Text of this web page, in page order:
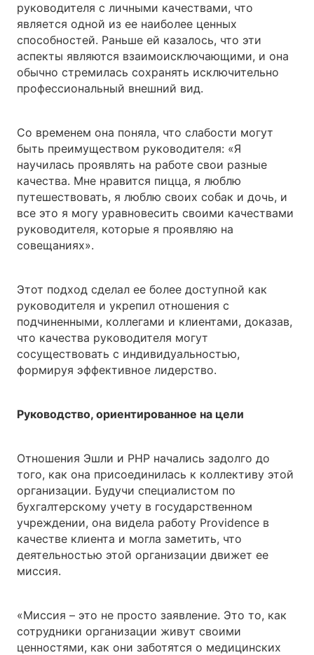
руководителя с личными качествами, что
является одной из ее наиболее ценных
способностей. Раньше ей казалось, что эти
аспекты являются взаимоисключающими, и она
обычно стремилась сохранять исключительно
профессиональный внешний вид.
Со временем она поняла, что слабости могут
быть преимуществом руководителя: «Я
научилась проявлять на работе свои разные
качества. Мне нравится пицца, я люблю
путешествовать, я люблю своих собак и дочь, и
все это я могу уравновесить своими качествами
руководителя, которые я проявляю на
совещаниях».
Этот подход сделал ее более доступной как
руководителя и укрепил отношения с
подчиненными, коллегами и клиентами, доказав,
что качества руководителя могут
сосуществовать с индивидуальностью,
формируя эффективное лидерство.
Руководство, ориентированное на цели
Отношения Эшли и PHP начались задолго до
того, как она присоединилась к коллективу этой
организации. Будучи специалистом по
бухгалтерскому учету в государственном
учреждении, она видела работу Providence в
качестве клиента и могла заметить, что
деятельностью этой организации движет ее
миссия.
«Миссия – это не просто заявление. Это то, как
сотрудники организации живут своими
ценностями, как они заботятся о медицинских